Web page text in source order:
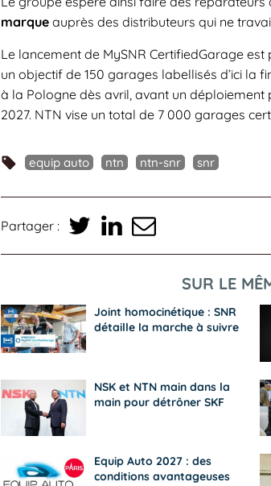
marque auprès des distributeurs qui ne
Le lancement de MySNR CertifiedGarage
un objectif de 150 garages labellisés d’ici la
à la Pologne dès avril, avant un
2027. NTN vise un total de 7 000 garages
equip auto ntn ntn-snr snr
Partager :
SUR LE
Joint homocinétique : SNR
détaille la marche à suivre
NSK et NTN main dans la
main pour détrôner SKF
Equip Auto 2027 : des
conditions avantageuses